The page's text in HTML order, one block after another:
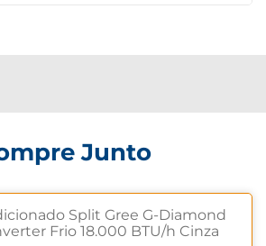
Junto
Split Gree G-Diamond
Frio 18.000 BTU/h Cinza